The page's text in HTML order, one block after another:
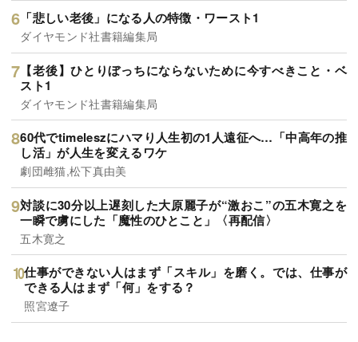
「悲しい老後」になる人の特徴・ワースト1
ダイヤモンド社書籍編集局
【老後】ひとりぼっちにならないために今すべきこと・ベ
スト1
ダイヤモンド社書籍編集局
60代でtimeleszにハマり人生初の1人遠征へ…「中高年の推
し活」が人生を変えるワケ
劇団雌猫,松下真由美
対談に30分以上遅刻した大原麗子が“激おこ”の五木寛之を
一瞬で虜にした「魔性のひとこと」〈再配信〉
五木寛之
仕事ができない人はまず「スキル」を磨く。では、仕事が
できる人はまず「何」をする？
照宮遼子